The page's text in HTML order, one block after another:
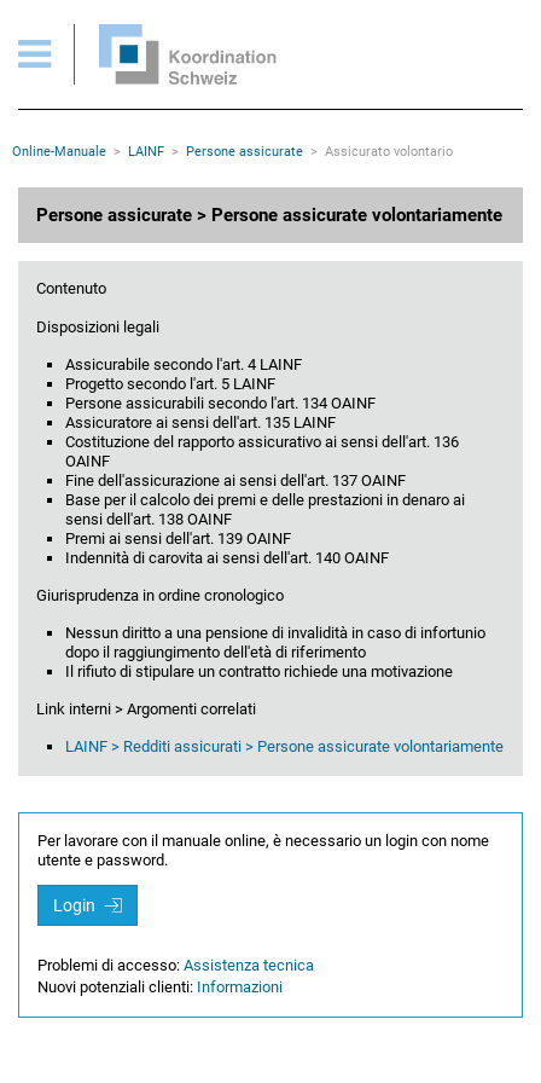
Pagine importanti
Pagina iniziale
Contenuto
Mappa del sito
Rootline
Online-Manuale LAINF Persone assicurate Assicurato volontario
Persone assicurate > Persone assicurate volontariamente
Contenuto
Disposizioni legali
Assicurabile secondo l'art. 4 LAINF
Progetto secondo l'art. 5 LAINF
Persone assicurabili secondo l'art. 134 OAINF
Assicuratore ai sensi dell'art. 135 LAINF
Costituzione del rapporto assicurativo ai sensi dell'art. 136
OAINF
Fine dell'assicurazione ai sensi dell'art. 137 OAINF
Base per il calcolo dei premi e delle prestazioni in denaro ai
sensi dell'art. 138 OAINF
Premi ai sensi dell'art. 139 OAINF
Indennità di carovita ai sensi dell'art. 140 OAINF
Giurisprudenza in ordine cronologico
Nessun diritto a una pensione di invalidità in caso di infortunio
dopo il raggiungimento dell'età di riferimento
Il rifiuto di stipulare un contratto richiede una motivazione
Link interni > Argomenti correlati
LAINF > Redditi assicurati > Persone assicurate volontariamente
Per lavorare con il manuale online, è necessario un login con nome
utente e password.
Login
Problemi di accesso: Assistenza tecnica
Nuovi potenziali clienti: Informazioni